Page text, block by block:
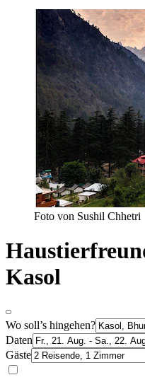
Foto von Sushil Chhetri
Kasol
Wo soll’s hingehen?
Daten
Gäste